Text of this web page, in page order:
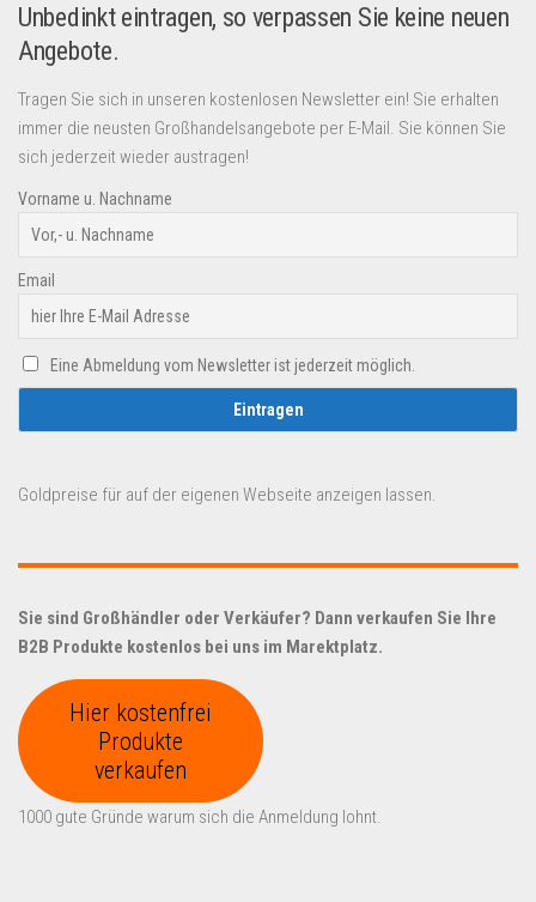
Unbedinkt eintragen, so verpassen Sie keine neuen
Angebote.
Tragen Sie sich in unseren kostenlosen Newsletter ein! Sie erhalten
immer die neusten Großhandelsangebote per E-Mail. Sie können Sie
sich jederzeit wieder austragen!
Vorname u. Nachname
Email
Eine Abmeldung vom Newsletter ist jederzeit möglich.
Goldpreise für auf der eigenen Webseite anzeigen lassen.
Sie sind Großhändler oder Verkäufer? Dann verkaufen Sie Ihre
B2B Produkte kostenlos bei uns im Marektplatz.
Hier kostenfrei
Produkte
verkaufen
1000 gute Gründe warum sich die Anmeldung lohnt.